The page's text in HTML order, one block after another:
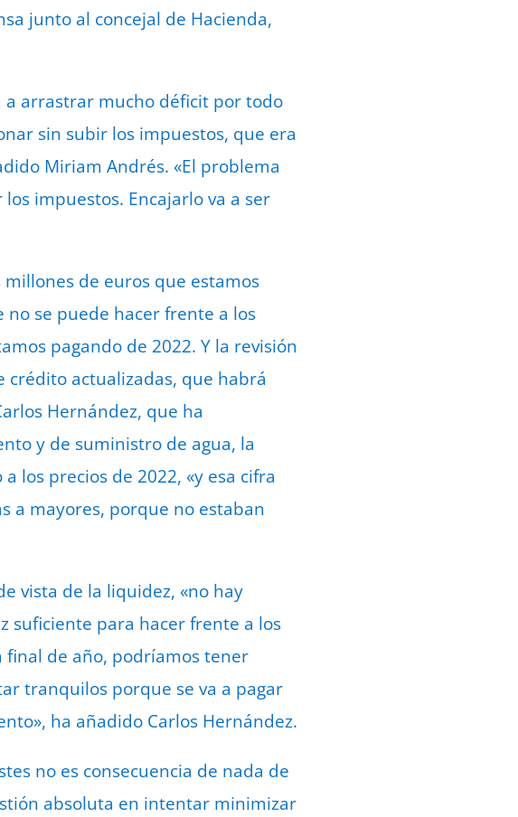
junto al concejal de Hacienda,
a arrastrar mucho déficit por todo
sin subir los impuestos, que era
Miriam Andrés. «El problema
impuestos. Encajarlo va a ser
de euros que estamos
no se puede hacer frente a los
pagando de 2022. Y la revisión
crédito actualizadas, que habrá
Hernández, que ha
y de suministro de agua, la
los precios de 2022, «y esa cifra
a mayores, porque no estaban
vista de la liquidez, «no hay
suficiente para hacer frente a los
final de año, podríamos tener
tranquilos porque se va a pagar
ha añadido Carlos Hernández.
no es consecuencia de nada de
absoluta en intentar minimizar